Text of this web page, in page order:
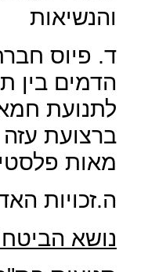
והנשיאות
ד. פיוס
הדמים בין
ברצועת
מאות
ה.זכויות
נושא